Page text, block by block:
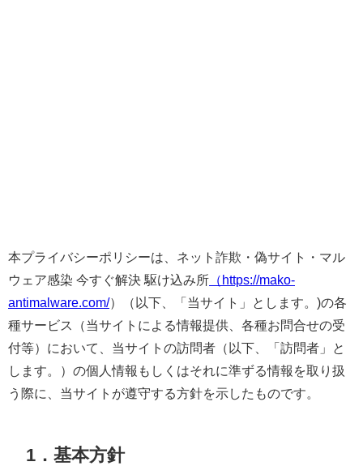
本プライバシーポリシーは、ネット詐欺・偽サイト・マル
ウェア感染 今すぐ解決 駆け込み所 （https://mako-
antimalware.com/）（以下、「当サイト」とします。)の各
種サービス（当サイトによる情報提供、各種お問合せの受
付等）において、当サイトの訪問者（以下、「訪問者」と
します。）の個人情報もしくはそれに準ずる情報を取り扱
う際に、当サイトが遵守する方針を示したものです。
1．基本方針